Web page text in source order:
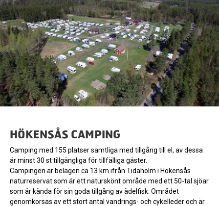
VÄLKOMMEN TILL
SKARABORGS-
SEKTIONEN!
Vi är ett glatt, stort gäng medlemmar som trivs, semestrar och
har kul på våra två campingplatser Hökensås och Örlenbadets
Familjecamping.
HÖKENSÅS CAMPING
Camping med 155 platser samtliga med tillgång till el, av dessa
är minst 30 st tillgängliga för tillfälliga gäster.
Campingen är belägen ca 13 km ifrån Tidaholm i Hökensås
naturreservat som är ett naturskönt område med ett 50-tal sjöar
som är kända för sin goda tillgång av ädelfisk. Området
genomkorsas av ett stort antal vandrings- och cykelleder och är